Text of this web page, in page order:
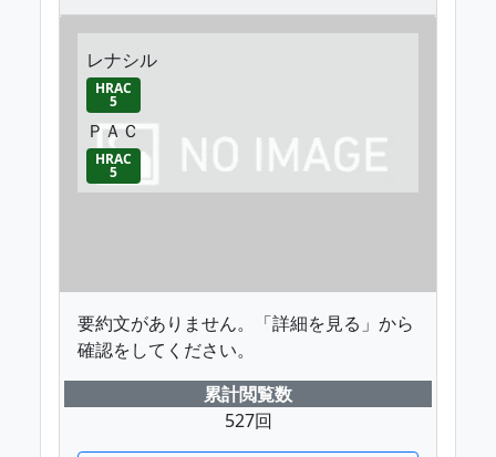
レナシル
HRAC
5
ＰＡＣ
HRAC
5
要約文がありません。「詳細を見る」から
確認をしてください。
累計閲覧数
527回